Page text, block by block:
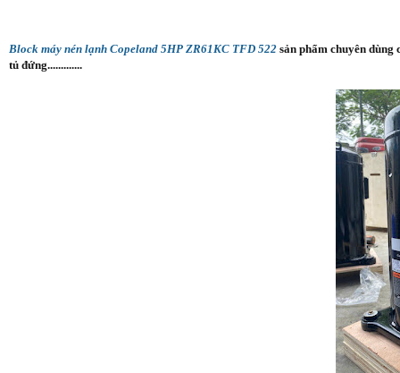
Block máy nén lạnh Copeland 5HP ZR61KC TFD 522 sản phẩm chuyên
tủ đứng.............